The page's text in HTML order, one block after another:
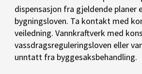
dispensasjon fra gjeldende planer
bygningsloven. Ta kontakt med
veiledning. Vannkraftverk med
vassdragsreguleringsloven eller
unntatt fra byggesaksbehandling.